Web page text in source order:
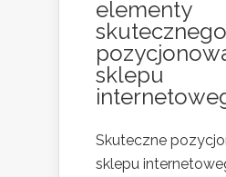
elementy
skutecznego
sklepu
Skuteczne
sklepu